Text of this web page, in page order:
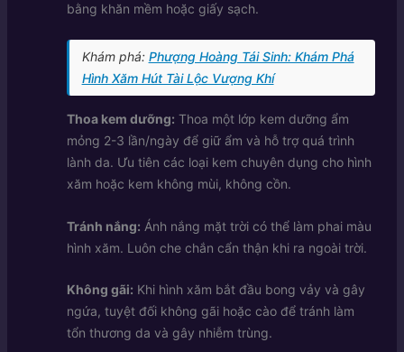
bằng khăn mềm hoặc giấy sạch.
Khám phá: Phượng Hoàng Tái Sinh: Khám Phá
Hình Xăm Hút Tài Lộc Vượng Khí
Thoa kem dưỡng: Thoa một lớp kem dưỡng ẩm
mỏng 2-3 lần/ngày để giữ ẩm và hỗ trợ quá trình
lành da. Ưu tiên các loại kem chuyên dụng cho hình
xăm hoặc kem không mùi, không cồn.
Tránh nắng: Ánh nắng mặt trời có thể làm phai màu
hình xăm. Luôn che chắn cẩn thận khi ra ngoài trời.
Không gãi: Khi hình xăm bắt đầu bong vảy và gây
ngứa, tuyệt đối không gãi hoặc cào để tránh làm
tổn thương da và gây nhiễm trùng.